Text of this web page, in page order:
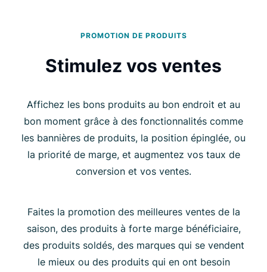
PROMOTION DE PRODUITS
Stimulez vos ventes
Affichez les bons produits au bon endroit et au
bon moment grâce à des fonctionnalités comme
les bannières de produits, la position épinglée, ou
la priorité de marge, et augmentez vos taux de
conversion et vos ventes.
Faites la promotion des meilleures ventes de la
saison, des produits à forte marge bénéficiaire,
des produits soldés, des marques qui se vendent
le mieux ou des produits qui en ont besoin